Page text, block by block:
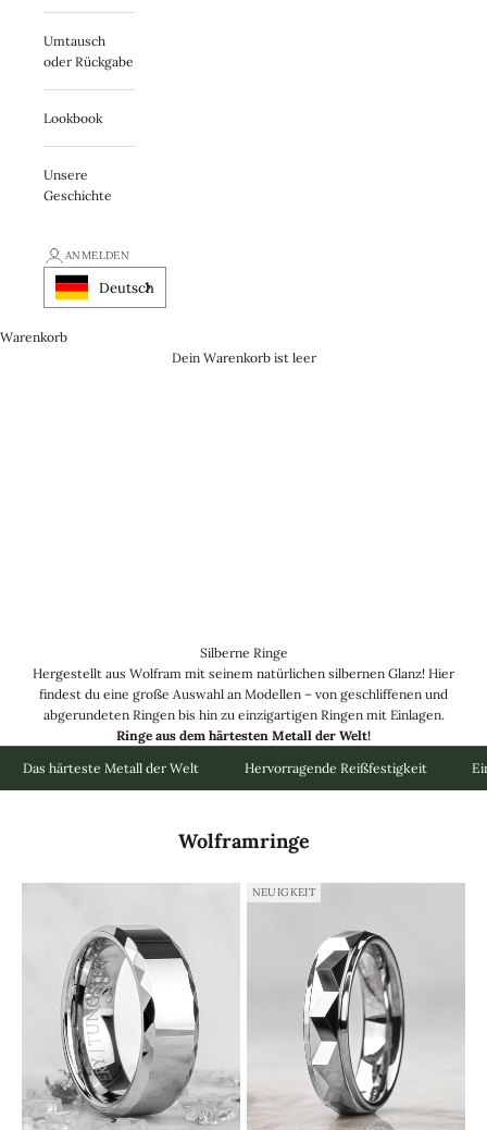
Umtausch
oder Rückgabe
Lookbook
Unsere
Geschichte
ANMELDEN
Deutsch
Warenkorb
Dein Warenkorb ist leer
Silberne Ringe
Hergestellt aus Wolfram mit seinem natürlichen silbernen Glanz! Hier
findest du eine große Auswahl an Modellen – von geschliffenen und
abgerundeten Ringen bis hin zu einzigartigen Ringen mit Einlagen.
Ringe aus dem härtesten Metall der Welt!
Das härteste Metall der Welt
Hervorragende Reißfestigkeit
Wolframringe
NEUIGKEIT